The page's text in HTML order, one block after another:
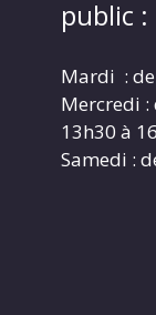
public :
Mardi :
Mercredi :
13h30 à
Samedi :